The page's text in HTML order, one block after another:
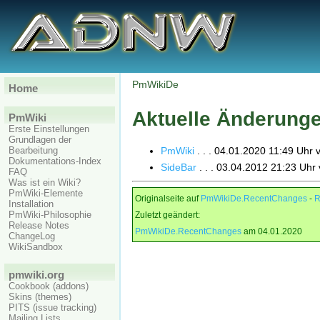
Home
PmWiki
Erste Einstellungen
Grundlagen der
Bearbeitung
Dokumentations-Index
FAQ
Was ist ein Wiki?
PmWiki-Elemente
Installation
PmWiki-Philosophie
Release Notes
ChangeLog
WikiSandbox
pmwiki.org
Cookbook (addons)
Skins (themes)
PITS (issue tracking)
PmWikiDe
Aktuelle
PmWiki . . . 04.01.2020 11:49 Uhr
SideBar . . . 03.04.2012 21:23 Uhr
Originalseite auf PmWikiDe.RecentChanges -
Zuletzt geändert:
PmWikiDe.RecentChanges am 04.01.2020